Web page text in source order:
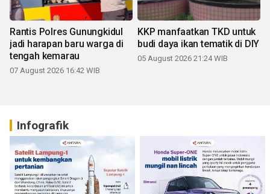
Rantis Polres Gunungkidul
jadi harapan baru warga di
tengah kemarau
07 August 2026 16:42 WIB
KKP manfaatkan TKD untuk
budi daya ikan tematik di DIY
05 August 2026 21:24 WIB
Infografik